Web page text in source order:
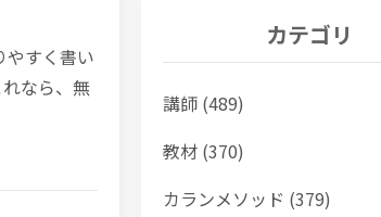
やすく書い
なら、無
カテゴリ
講師 (489)
教材 (370)
カランメソッド (379)